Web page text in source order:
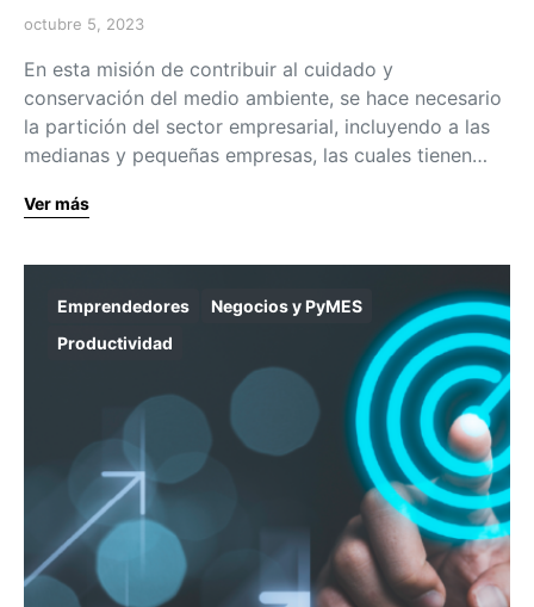
octubre 5, 2023
En esta misión de contribuir al cuidado y
conservación del medio ambiente, se hace necesario
la partición del sector empresarial, incluyendo a las
medianas y pequeñas empresas, las cuales tienen…
Ver más
Emprendedores
Negocios y PyMES
Productividad